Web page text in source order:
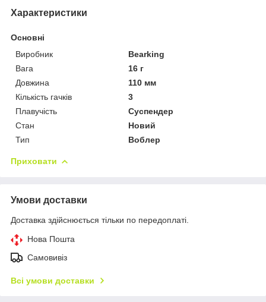
Характеристики
Основні
Виробник
Bearking
Вага
16 г
Довжина
110 мм
Кількість гачків
3
Плавучість
Суспендер
Стан
Новий
Тип
Воблер
Приховати
Умови доставки
Доставка здійснюється тільки по передоплаті.
Нова Пошта
Самовивіз
Всі умови доставки